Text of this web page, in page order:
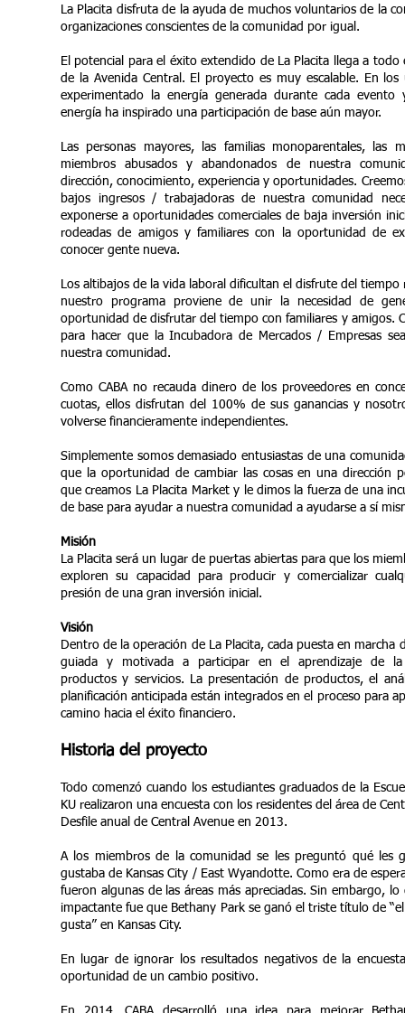
La Placita disfruta de la ayuda de muchos voluntarios de la
organizaciones conscientes de la comunidad por igual.
El potencial para el éxito extendido de La Placita llega a todo
de la Avenida Central. El proyecto es muy escalable. En
experimentado la energía generada durante cada evento
energía ha inspirado una participación de base aún mayor.
Las personas mayores, las familias monoparentales, las
miembros abusados y abandonados de nuestra
dirección, conocimiento, experiencia y oportunidades.
bajos ingresos / trabajadoras de nuestra comunidad
exponerse a oportunidades comerciales de baja inversión
rodeadas de amigos y familiares con la oportunidad de
conocer gente nueva.
Los altibajos de la vida laboral dificultan el disfrute del tiempo
nuestro programa proviene de unir la necesidad de
oportunidad de disfrutar del tiempo con familiares y amigos.
para hacer que la Incubadora de Mercados / Empresas
nuestra comunidad.
Como CABA no recauda dinero de los proveedores en
cuotas, ellos disfrutan del 100% de sus ganancias y
volverse financieramente independientes.
Simplemente somos demasiado entusiastas de una
que la oportunidad de cambiar las cosas en una dirección
que creamos La Placita Market y le dimos la fuerza de una
de base para ayudar a nuestra comunidad a ayudarse a sí
Misión
La Placita será un lugar de puertas abiertas para que los
exploren su capacidad para producir y comercializar
presión de una gran inversión inicial.
Visión
Dentro de la operación de La Placita, cada puesta en marcha
guiada y motivada a participar en el aprendizaje de la
productos y servicios. La presentación de productos, el
planificación anticipada están integrados en el proceso para
camino hacia el éxito financiero.
Historia del proyecto
Todo comenzó cuando los estudiantes graduados de la
KU realizaron una encuesta con los residentes del área de
Desfile anual de Central Avenue en 2013.
A los miembros de la comunidad se les preguntó qué les
gustaba de Kansas City / East Wyandotte. Como era de
fueron algunas de las áreas más apreciadas. Sin embargo,
impactante fue que Bethany Park se ganó el triste título de
gusta” en Kansas City.
En lugar de ignorar los resultados negativos de la
oportunidad de un cambio positivo.